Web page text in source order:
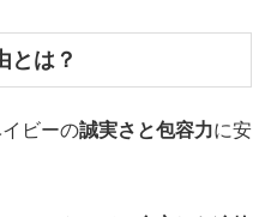
とは？
ビーの誠実さと包容力に安